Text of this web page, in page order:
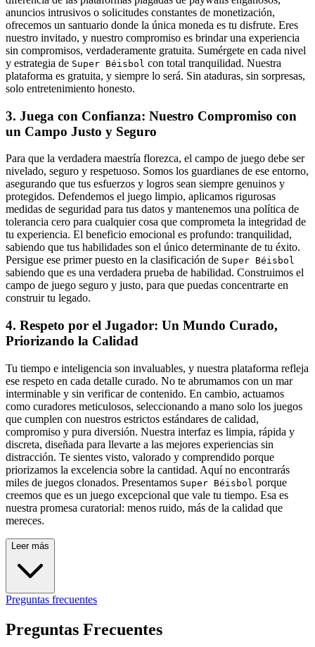
anuncios intrusivos o solicitudes constantes de monetización,
ofrecemos un santuario donde la única moneda es tu disfrute. Eres
nuestro invitado, y nuestro compromiso es brindar una experiencia
sin compromisos, verdaderamente gratuita. Sumérgete en cada nivel
y estrategia de Super Béisbol con total tranquilidad. Nuestra
plataforma es gratuita, y siempre lo será. Sin ataduras, sin sorpresas,
solo entretenimiento honesto.
3. Juega con Confianza: Nuestro Compromiso con
un Campo Justo y Seguro
Para que la verdadera maestría florezca, el campo de juego debe ser
nivelado, seguro y respetuoso. Somos los guardianes de ese entorno,
asegurando que tus esfuerzos y logros sean siempre genuinos y
protegidos. Defendemos el juego limpio, aplicamos rigurosas
medidas de seguridad para tus datos y mantenemos una política de
tolerancia cero para cualquier cosa que comprometa la integridad de
tu experiencia. El beneficio emocional es profundo: tranquilidad,
sabiendo que tus habilidades son el único determinante de tu éxito.
Persigue ese primer puesto en la clasificación de Super Béisbol
sabiendo que es una verdadera prueba de habilidad. Construimos el
campo de juego seguro y justo, para que puedas concentrarte en
construir tu legado.
4. Respeto por el Jugador: Un Mundo Curado,
Priorizando la Calidad
Tu tiempo e inteligencia son invaluables, y nuestra plataforma refleja
ese respeto en cada detalle curado. No te abrumamos con un mar
interminable y sin verificar de contenido. En cambio, actuamos
como curadores meticulosos, seleccionando a mano solo los juegos
que cumplen con nuestros estrictos estándares de calidad,
compromiso y pura diversión. Nuestra interfaz es limpia, rápida y
discreta, diseñada para llevarte a las mejores experiencias sin
distracción. Te sientes visto, valorado y comprendido porque
priorizamos la excelencia sobre la cantidad. Aquí no encontrarás
miles de juegos clonados. Presentamos Super Béisbol porque
creemos que es un juego excepcional que vale tu tiempo. Esa es
nuestra promesa curatorial: menos ruido, más de la calidad que
mereces.
Leer más
Preguntas frecuentes
Preguntas Frecuentes